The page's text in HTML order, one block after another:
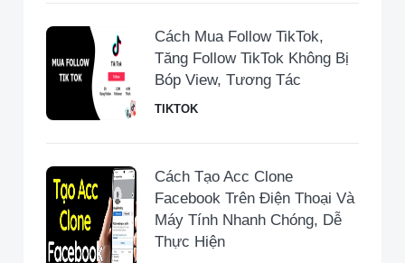
Cách Mua Follow TikTok,
Tăng Follow TikTok Không Bị
Bóp View, Tương Tác
TIKTOK
Cách Tạo Acc Clone
Facebook Trên Điện Thoại Và
Máy Tính Nhanh Chóng, Dễ
Thực Hiện